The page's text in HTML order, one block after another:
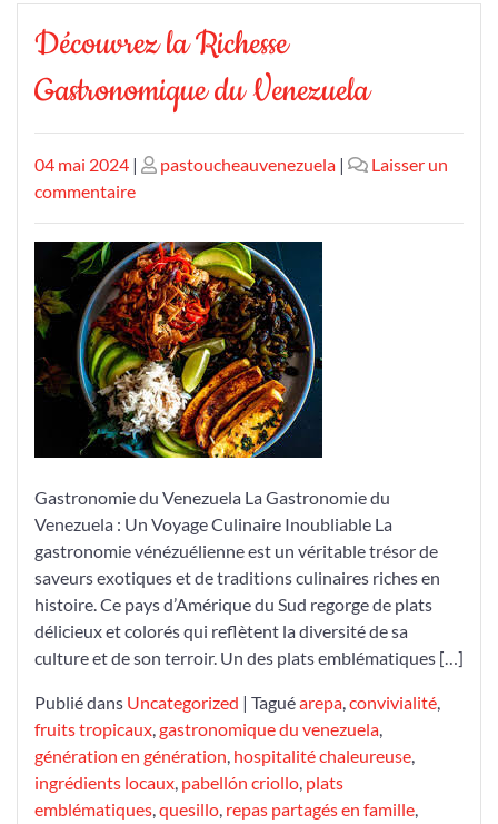
Découvrez la Richesse
Gastronomique du Venezuela
Publié
le
04 mai 2024 | Publié
pastoucheauvenezuela |
Laisser un
commentairesur
la
Richesse
Gastronomique
du
Venezuela
Gastronomie du Venezuela La Gastronomie du
Venezuela : Un Voyage Culinaire Inoubliable La
gastronomie vénézuélienne est un véritable trésor de
saveurs exotiques et de traditions culinaires riches en
histoire. Ce pays d’Amérique du Sud regorge de plats
délicieux et colorés qui reflètent la diversité de sa
culture et de son terroir. Un des plats emblématiques […]
Publié dans Uncategorized | Taguéarepa,convivialité,
fruits tropicaux,gastronomique du venezuela,
génération en génération, hospitalité chaleureuse,
ingrédients locaux, pabellón criollo, plats
emblématiques,quesillo, repas partagés en famille,